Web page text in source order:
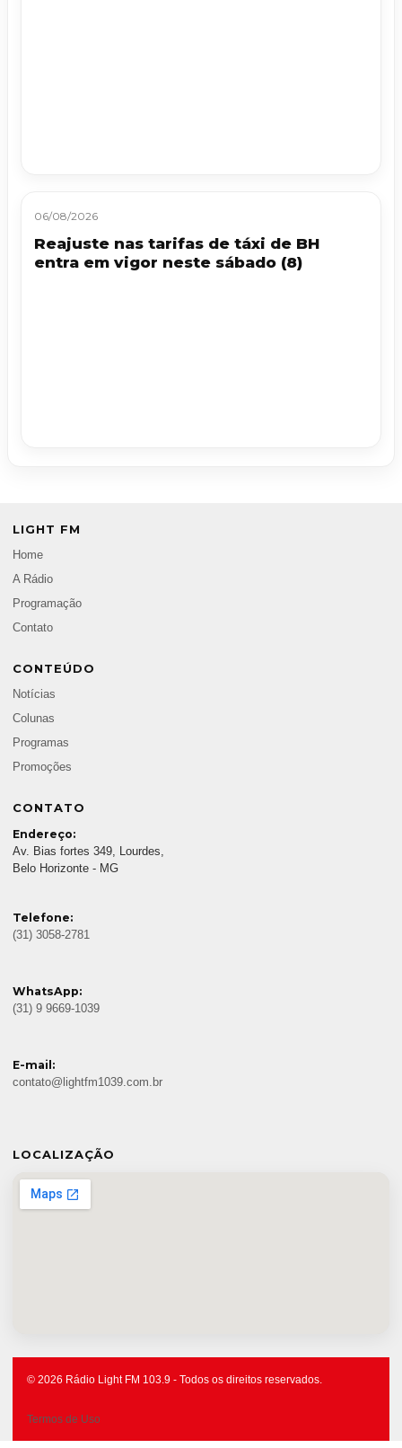
06/08/2026
Reajuste nas tarifas de táxi de BH
entra em vigor neste sábado (8)
LIGHT FM
Home
A Rádio
Programação
Contato
CONTEÚDO
Notícias
Colunas
Programas
Promoções
CONTATO
Endereço:
Av. Bias fortes 349, Lourdes,
Belo Horizonte - MG
Telefone:
(31) 3058-2781
WhatsApp:
(31) 9 9669-1039
E-mail:
contato@lightfm1039.com.br
LOCALIZAÇÃO
© 2026 Rádio Light FM 103.9 - Todos os direitos reservados.
Termos de Uso